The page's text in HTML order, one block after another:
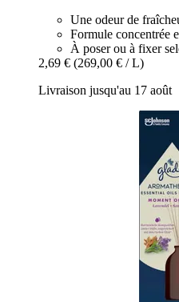
Une odeur de
Formule concentrée
À poser ou à fixer
2,69 € (269,00 € / L)
Livraison jusqu'au 17 août